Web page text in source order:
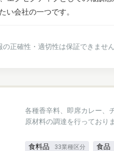
い会社の一つです。
正確性・適切性は保証できませ
各種香辛料、即席カレー、
原材料の調達を行っており
食料品 33業種区分 食品